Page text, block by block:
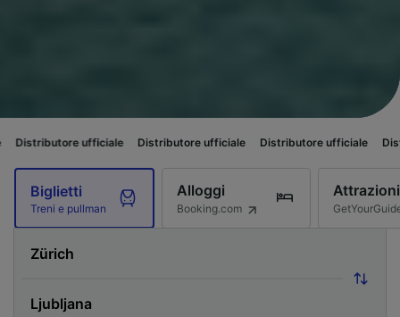
ufficiale Distributore ufficiale Distributore ufficiale Distributore
Biglietti
Treni e pullman
Alloggi
Booking.com
Attrazioni